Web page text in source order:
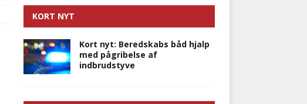
KORT NYT
Kort nyt: Beredskabs båd hjalp
med pågribelse af
indbrudstyve